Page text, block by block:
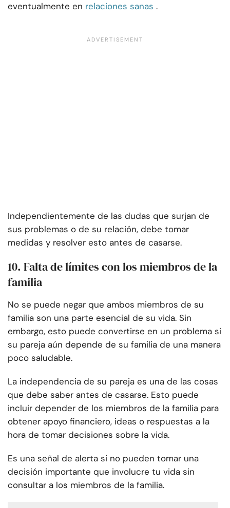
eventualmente en relaciones sanas .
Independientemente de las dudas que surjan de
sus problemas o de su relación, debe tomar
medidas y resolver esto antes de casarse.
10. Falta de límites con los miembros de la
familia
No se puede negar que ambos miembros de su
familia son una parte esencial de su vida. Sin
embargo, esto puede convertirse en un problema si
su pareja aún depende de su familia de una manera
poco saludable.
La independencia de su pareja es una de las cosas
que debe saber antes de casarse. Esto puede
incluir depender de los miembros de la familia para
obtener apoyo financiero, ideas o respuestas a la
hora de tomar decisiones sobre la vida.
Es una señal de alerta si no pueden tomar una
decisión importante que involucre tu vida sin
consultar a los miembros de la familia.